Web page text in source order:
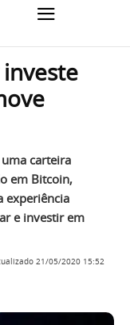
carteira
em Bitcoin,
experiência
e investir em
21/05/2020 15:52